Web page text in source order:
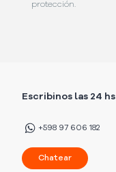
protección.
Escribinos las 24 hs
+598 97 606 182
Chatear